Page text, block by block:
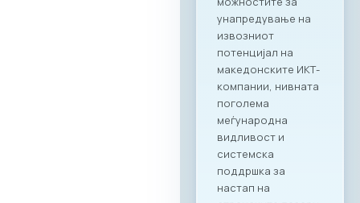
од двете земји.
Програма на
настанот Настанот
ќе биде отворен со
обраќања на
високо
министерско и
амбасадорско
ниво, по што ќе
следува свечено
потпишување на
Меморандум за